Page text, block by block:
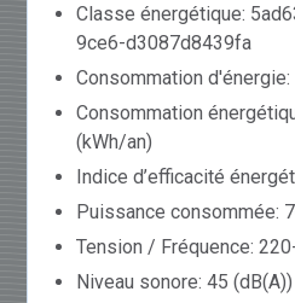
Classe énergétique:
9ce6-d3087d8439fa
Consommation
Consommation
(kWh/an)
Indice d’efficacité
Puissance consommée:
Tension / Fréquence:
Niveau sonore: 45 (dB(A))